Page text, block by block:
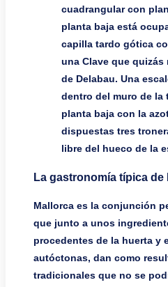
cuadrangular con
planta baja está
capilla tardo gótica
una Clave que quizás
de Delabau. Una
dentro del muro de la
planta baja con la
dispuestas tres
libre del hueco de la
La gastronomía típica de
Mallorca es la conjunción
que junto a unos
procedentes de la huerta y
autóctonas, dan como
tradicionales que no se